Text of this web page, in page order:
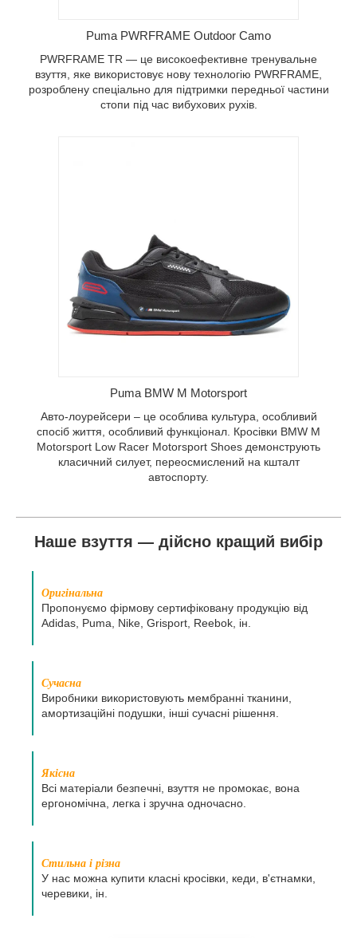
Puma PWRFRAME Outdoor Camo
PWRFRAME TR — це високоефективне тренувальне
взуття, яке використовує нову технологію PWRFRAME,
розроблену спеціально для підтримки передньої частини
стопи під час вибухових рухів.
Puma BMW M Motorsport
Авто-лоурейсери – це особлива культура, особливий
спосіб життя, особливий функціонал. Кросівки BMW M
Motorsport Low Racer Motorsport Shoes демонструють
класичний силует, переосмислений на кшталт
автоспорту.
Наше взуття — дійсно кращий вибір
Оригінальна
Пропонуємо фірмову сертифіковану продукцію від
Adidas, Puma, Nike, Grisport, Reebok, ін.
Сучасна
Виробники використовують мембранні тканини,
амортизаційні подушки, інші сучасні рішення.
Якісна
Всі матеріали безпечні, взуття не промокає, вона
ергономічна, легка і зручна одночасно.
Стильна і різна
У нас можна купити класні кросівки, кеди, в'єтнамки,
черевики, ін.